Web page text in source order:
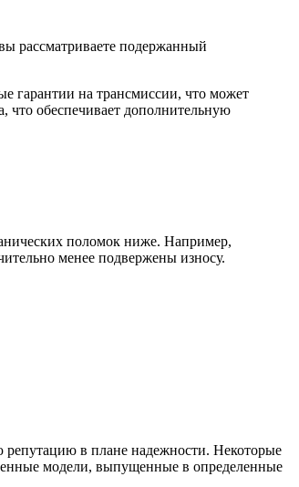
рассматриваете подержанный
гарантии на трансмиссии, что может
что обеспечивает дополнительную
поломок ниже. Например,
менее подвержены износу.
в плане надежности. Некоторые
модели, выпущенные в определенные